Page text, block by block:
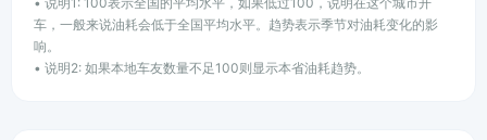
车，一般来说油耗会低于全国平均水平。趋势表示季节对油耗变化的影
响。
• 说明2: 如果本地车友数量不足100则显示本省油耗趋势。